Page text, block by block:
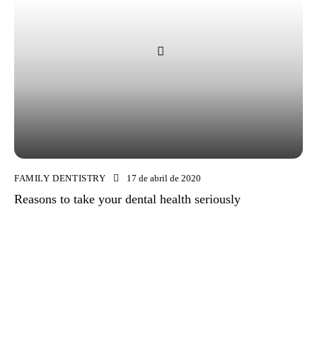
FAMILY DENTISTRY 17 de abril de 2020
Reasons to take your dental health seriously